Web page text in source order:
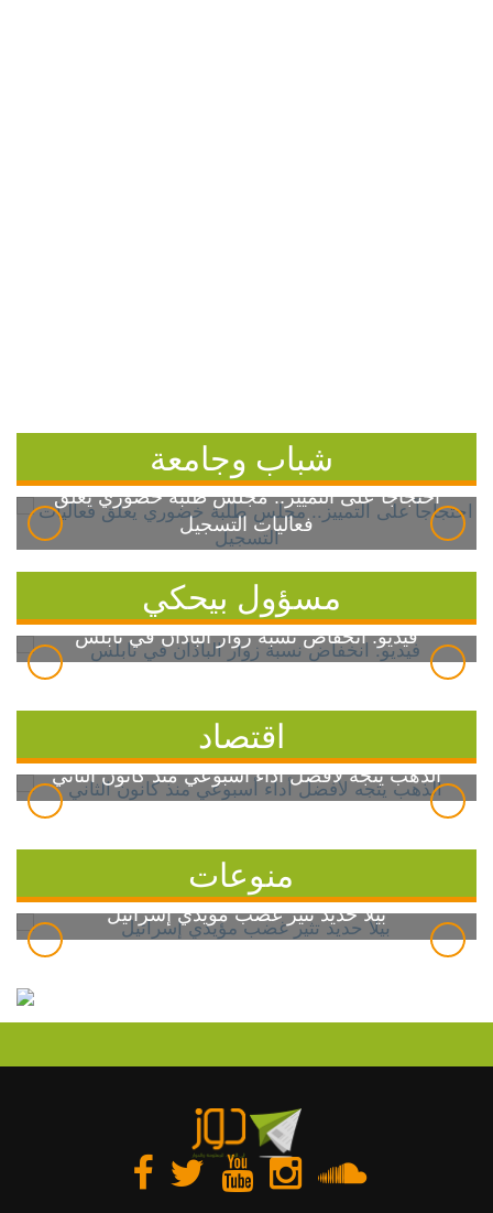
شباب وجامعة
احتجاجاً على التمييز.. مجلس طلبة خضوري يعلق
فعاليات التسجيل
مسؤول بيحكي
فيديو: انخفاض نسبة زوار الباذان في نابلس
اقتصاد
الذهب يتجه لأفضل أداء أسبوعي منذ كانون الثاني
منوعات
بيلا حديد تثير غضب مؤيدي إسرائيل